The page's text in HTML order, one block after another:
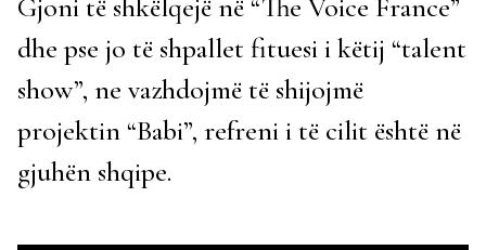
Gjoni të shkëlqejë në “The Voice France”
dhe pse jo të shpallet fituesi i këtij “talent
show”, ne vazhdojmë të shijojmë
projektin “Babi”, refreni i të cilit është në
gjuhën shqipe.